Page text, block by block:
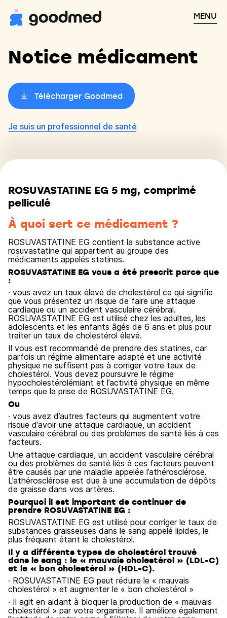
MENU
Notice médicament
Télécharger Goodmed
Je suis un professionnel de santé
ROSUVASTATINE EG 5 mg, comprimé
pelliculé
À quoi sert ce médicament ?
ROSUVASTATINE EG contient la substance active
rosuvastatine qui appartient au groupe des
médicaments appelés statines.
ROSUVASTATINE EG vous a été prescrit parce que
:
· vous avez un taux élevé de cholestérol ce qui signifie
que vous présentez un risque de faire une attaque
cardiaque ou un accident vasculaire cérébral.
ROSUVASTATINE EG est utilisé chez les adultes, les
adolescents et les enfants âgés de 6 ans et plus pour
traiter un taux de cholestérol élevé.
Il vous est recommandé de prendre des statines, car
parfois un régime alimentaire adapté et une activité
physique ne suffisent pas à corriger votre taux de
cholestérol. Vous devez poursuivre le régime
hypocholestérolémiant et l’activité physique en même
temps que la prise de ROSUVASTATINE EG.
Ou
· vous avez d’autres facteurs qui augmentent votre
risque d’avoir une attaque cardiaque, un accident
vasculaire cérébral ou des problèmes de santé liés à ces
facteurs.
Une attaque cardiaque, un accident vasculaire cérébral
ou des problèmes de santé liés à ces facteurs peuvent
être causés par une maladie appelée l’athérosclérose.
L’athérosclérose est due à une accumulation de dépôts
de graisse dans vos artères.
Pourquoi il est important de continuer de
prendre ROSUVASTATINE EG :
ROSUVASTATINE EG est utilisé pour corriger le taux de
substances graisseuses dans le sang appelé lipides, le
plus fréquent étant le cholestérol.
Il y a différents types de cholestérol trouvé
dans le sang : le « mauvais cholestérol » (LDL-C)
et le « bon cholestérol » (HDL-C).
· ROSUVASTATINE EG peut réduire le « mauvais
cholestérol » et augmenter le « bon cholestérol »
· Il agit en aidant à bloquer la production de « mauvais
cholestérol » par votre organisme. Il améliore également